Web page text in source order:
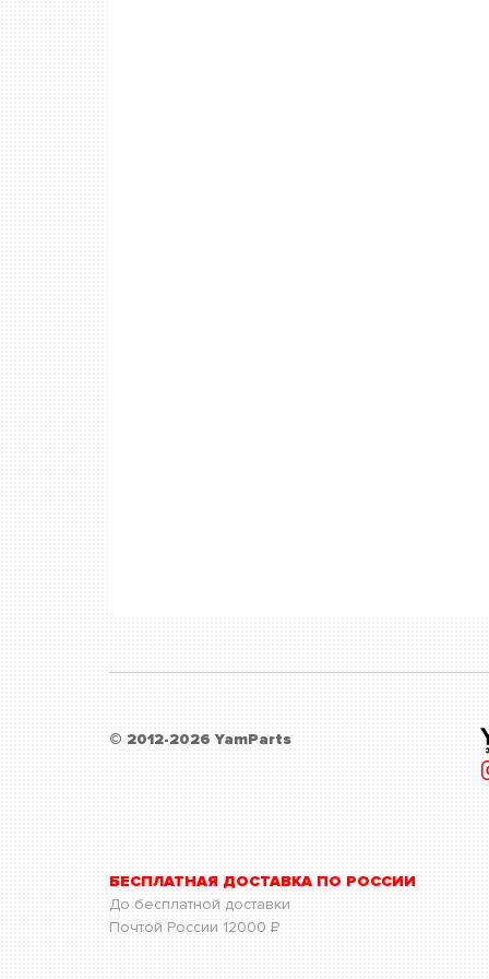
© 2012-2026 YamParts
БЕСПЛАТНАЯ ДОСТАВКА ПО РОССИИ
До бесплатной доставки
Почтой России 12000 Р